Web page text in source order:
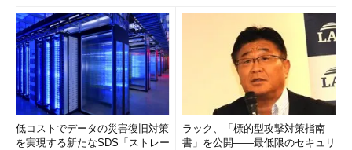
低コストでデータの災害復旧対策
を実現する新たなSDS「ストレー
ラック、「標的型攻撃対策指南
書」を公開――最低限のセキュリ